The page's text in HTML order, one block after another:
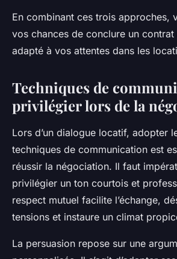
En combinant ces trois approches,
vos chances de conclure un contrat
adapté à vos attentes dans les
Techniques de
privilégier lors de la
Lors d’un dialogue locatif, adopter
techniques de communication est
réussir la négociation. Il faut
privilégier un ton courtois et
respect mutuel facilite l’échange,
tensions et instaure un climat
La persuasion repose sur une